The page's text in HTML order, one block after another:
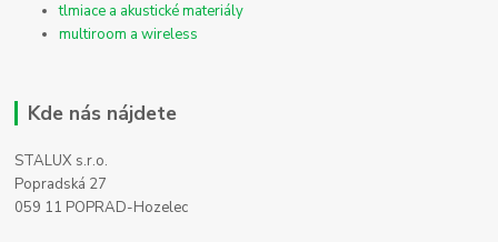
tlmiace a akustické materiály
multiroom a wireless
Kde nás nájdete
STALUX s.r.o.
Popradská 27
059 11 POPRAD-Hozelec